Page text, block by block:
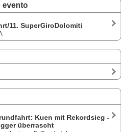
evento
11. SuperGiroDolomiti
Kuen mit Rekordsieg -
überrascht